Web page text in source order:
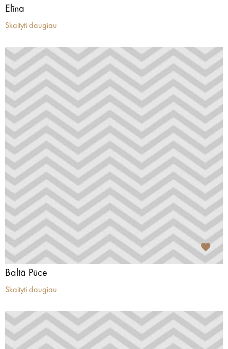
Elīna
Skaityti daugiau
Baltā Pūce
Skaityti daugiau